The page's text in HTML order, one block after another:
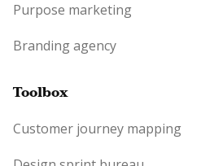
Purpose marketing
Branding agency
Toolbox
Customer journey mapping